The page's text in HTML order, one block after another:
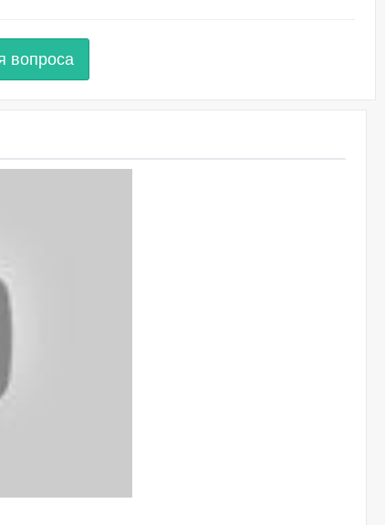
вопроса